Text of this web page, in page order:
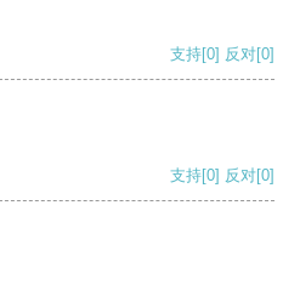
支持[0] 反对[0]
支持[0] 反对[0]